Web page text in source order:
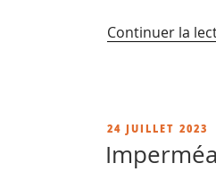
Continuer la
PUBLIÉ
24 JUILLET 2023